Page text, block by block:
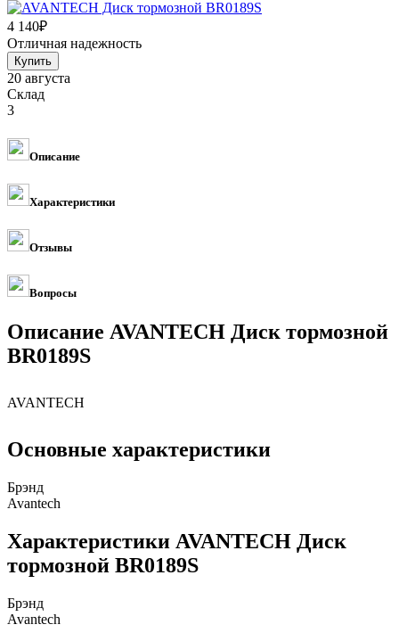
4 140₽
Отличная надежность
20 августа
Склад
3
Описание
Характеристики
Отзывы
Вопросы
Описание AVANTECH Диск тормозной
BR0189S
AVANTECH
Основные характеристики
Брэнд
Avantech
Характеристики AVANTECH Диск
тормозной BR0189S
Брэнд
Avantech